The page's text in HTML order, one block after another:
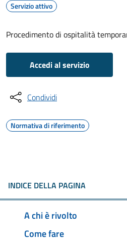
Servizio attivo
Procedimento di ospitalità
Accedi al servizio
Condividi
Normativa di riferimento
INDICE DELLA PAGINA
A chi è rivolto
Come fare